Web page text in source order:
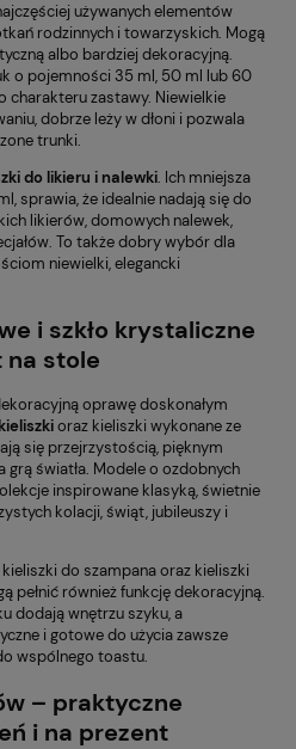
używanych elementów
rodzinnych i towarzyskich. Mogą
albo bardziej dekoracyjną.
o pojemności 35 ml, 50 ml lub 60
charakteru zastawy. Niewielkie
dobrze leży w dłoni i pozwala
trunki.
do likieru i nalewki. Ich mniejsza
sprawia, że idealnie nadają się do
likierów, domowych nalewek,
To także dobry wybór dla
niewielki, elegancki
i szkło krystaliczne
stole
oprawę doskonałym
oraz kieliszki wykonane ze
się przejrzystością, pięknym
grą światła. Modele o ozdobnych
inspirowane klasyką, świetnie
kolacji, świąt, jubileuszy i
do szampana oraz kieliszki
pełnić również funkcję dekoracyjną.
dodają wnętrzu szyku, a
i gotowe do użycia zawsze
wspólnego toastu.
– praktyczne
i na prezent